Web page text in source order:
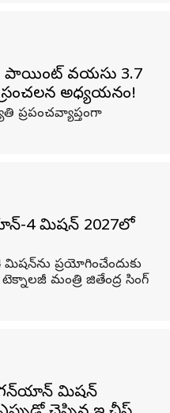
పాయింట్‌ వయసు 3.7
సంచలన అధ్యయనం!
4 మిషన్ 2027లో
ప్రయోగించేందుకు
టెక్నాలజీ మంత్రి జితేంద్ర సింగ్‌
గగన్‌యాన్ మిషన్